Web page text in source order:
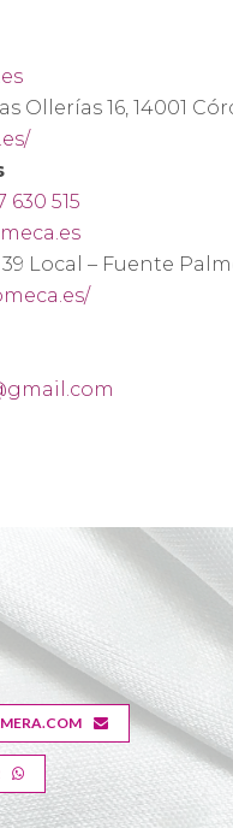
Ollerías 16, 14001
630 515
39 Local – Fuente